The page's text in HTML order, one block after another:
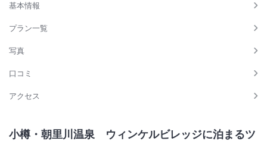
基本情報
プラン一覧
写真
口コミ
アクセス
小樽・朝里川温泉 ウィンケルビレッジに泊まるツ